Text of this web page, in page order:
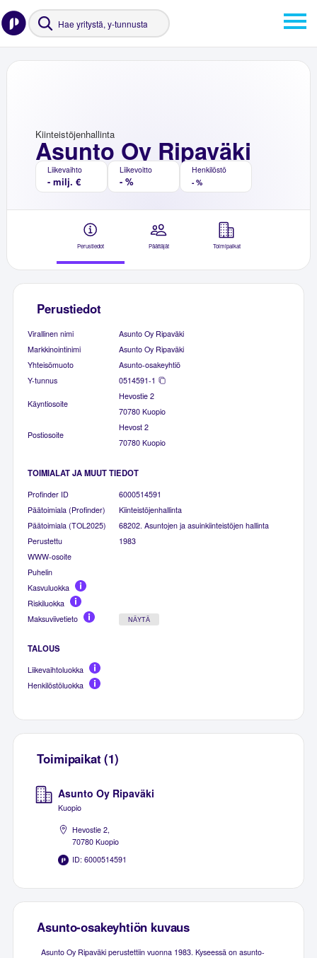
Asunto Oy Ripaväki
Kiinteistöjenhallinta
Liikevaihto
- milj. €
Liikevoitto
- %
Henkilöstö
- %
Perustiedot Päättäjät Toimipaikat
Perustiedot
Virallinen nimi
Asunto Oy Ripaväki
Markkinointinimi
Asunto Oy Ripaväki
Yhteisömuoto
Asunto-osakeyhtiö
Y-tunnus
0514591-1
Käyntiosoite
Hevostie 2
70780 Kuopio
Postiosoite
Hevost 2
70780 Kuopio
TOIMIALAT JA MUUT TIEDOT
Profinder ID
6000514591
Päätoimiala (Profinder)
Kiinteistöjenhallinta
Päätoimiala (TOL2025)
68202. Asuntojen ja asuinkiinteistöjen hallinta
Perustettu
1983
WWW-osoite
Puhelin
Kasvuluokka
Riskiluokka
Maksuviivetieto
NÄYTÄ
TALOUS
Liikevaihtoluokka
Henkilöstöluokka
Toimipaikat (1)
Asunto Oy Ripaväki
Kuopio
Hevostie 2,
70780 Kuopio
ID: 6000514591
Asunto-osakeyhtiön kuvaus
Asunto Oy Ripaväki perustettiin vuonna 1983. Kyseessä on asunto-